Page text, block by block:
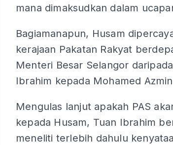
mana dimaksudkan dalam
Bagiamanapun, Husam
kerajaan Pakatan Rakyat
Menteri Besar Selangor
Ibrahim kepada Mohamed
Mengulas lanjut apakah PAS
kepada Husam, Tuan Ibrahim
meneliti terlebih dahulu